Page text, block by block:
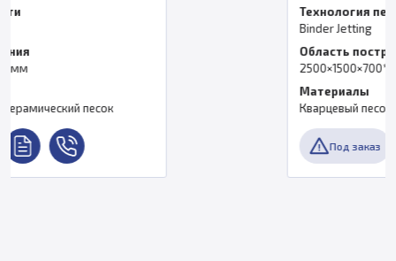
Кварцевый песок, керамический песок